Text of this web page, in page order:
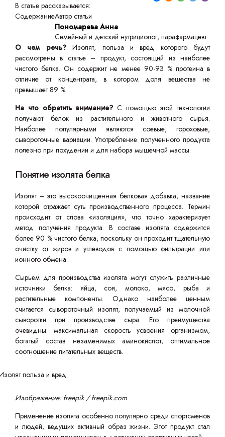
В статье рассказывается:
СодержаниеАвтор статьи
Пономарева Анна
Семейный и детский нутрициолог, парафармацевт
О чем речь?Изолят, польза и вред которого будут
рассмотрены в статье – продукт, состоящий из наиболее
чистого белка. Он содержит не менее 90-93 % протеина в
отличие от концентрата, в котором доля вещества не
превышает 89 %.
На что обратить внимание? С помощью этой технологии
получают белок из растительного и животного сырья.
Наиболее популярными являются соевые, гороховые,
сывороточные вариации. Употребление полученного продукта
полезно при похудении и для набора мышечной массы.
Понятие изолята белка
Изолят – это высокоочищенная белковая добавка, название
которой отражает суть производственного процесса. Термин
происходит от слова «изоляция», что точно характеризует
метод получения продукта. В составе изолята содержится
более 90 % чистого белка, поскольку он проходит тщательную
очистку от жиров и углеводов с помощью фильтрации или
ионного обмена.
Сырьем для производства изолята могут служить различные
источники белка: яйца, соя, молоко, мясо, рыба и
растительные компоненты. Однако наиболее ценным
считается сывороточный изолят, получаемый из молочной
сыворотки при производстве сыра. Его преимущества
очевидны: максимальная скорость усвоения организмом,
богатый состав незаменимых аминокислот, оптимальное
соотношение питательных веществ.
Изображение: freepik / freepik.com
Применение изолята особенно популярно среди спортсменов
и людей, ведущих активный образ жизни. Этот продукт стал